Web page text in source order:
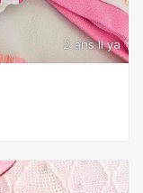
2 ans Il ya